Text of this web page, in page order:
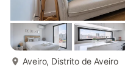
Aveiro, Distrito de Aveiro